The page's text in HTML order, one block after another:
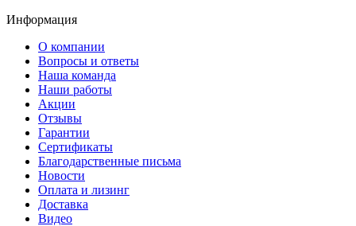
Информация
О компании
Вопросы и ответы
Наша команда
Наши работы
Акции
Отзывы
Гарантии
Сертификаты
Благодарственные письма
Новости
Оплата и лизинг
Доставка
Видео